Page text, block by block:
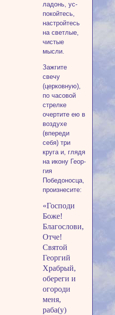
ладонь, ус­
покойтесь,
настройтесь
на светлые,
чис­тые
мысли.
Зажгите
свечу
(церковную),
по часовой
стрелке
очертите ею в
воздухе
(впереди
себя) три
круга и, глядя
на икону Геор­
гия
Победоносца,
произнесите:
«Господи
Боже!
Благослови,
Отче!
Святой
Георгий
Храбрый,
обереги и
огороди
меня,
раба(у)